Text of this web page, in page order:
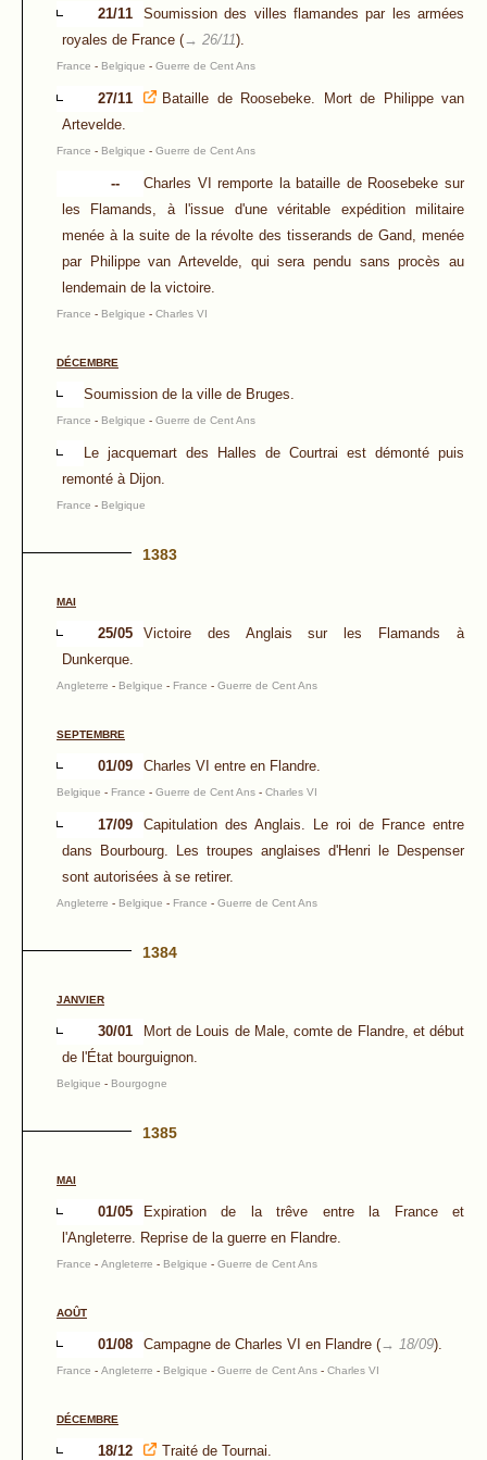
21/11
Soumission des villes flamandes par les armées
royales de France (→ 26/11).
France - Belgique - Guerre de Cent Ans
27/11
Bataille de Roosebeke. Mort de Philippe van
Artevelde.
France - Belgique - Guerre de Cent Ans
--
Charles VI remporte la bataille de Roosebeke sur
les Flamands, à l'issue d'une véritable expédition militaire
menée à la suite de la révolte des tisserands de Gand, menée
par Philippe van Artevelde, qui sera pendu sans procès au
lendemain de la victoire.
France - Belgique - Charles VI
DÉCEMBRE
Soumission de la ville de Bruges.
France - Belgique - Guerre de Cent Ans
Le jacquemart des Halles de Courtrai est démonté puis
remonté à Dijon.
France - Belgique
1383
MAI
25/05
Victoire des Anglais sur les Flamands à
Dunkerque.
Angleterre - Belgique - France - Guerre de Cent Ans
SEPTEMBRE
01/09 Charles VI entre en Flandre.
Belgique - France - Guerre de Cent Ans - Charles VI
17/09
Capitulation des Anglais. Le roi de France entre
dans Bourbourg. Les troupes anglaises d'Henri le Despenser
sont autorisées à se retirer.
Angleterre - Belgique - France - Guerre de Cent Ans
1384
JANVIER
30/01
Mort de Louis de Male, comte de Flandre, et début
de l'État bourguignon.
Belgique - Bourgogne
1385
MAI
01/05
Expiration de la trêve entre la France et
l'Angleterre. Reprise de la guerre en Flandre.
France - Angleterre - Belgique - Guerre de Cent Ans
AOÛT
01/08 Campagne de Charles VI en Flandre (→ 18/09).
France - Angleterre - Belgique - Guerre de Cent Ans - Charles VI
DÉCEMBRE
18/12 Traité de Tournai.